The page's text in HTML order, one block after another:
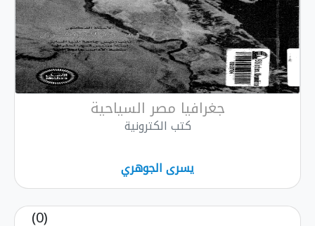
جغرافيا مصر السياحية
كتب الكترونية
يسرى الجوهري
(0)